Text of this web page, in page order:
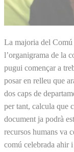
La majoria del Comú
l’organigrama de la
pugui començar a
posar en relleu que
dos caps de
per tant, calcula que
document ja podrà
recursos humans va
comú celebrada ahir